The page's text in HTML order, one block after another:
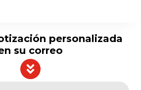
personalizada
su correo